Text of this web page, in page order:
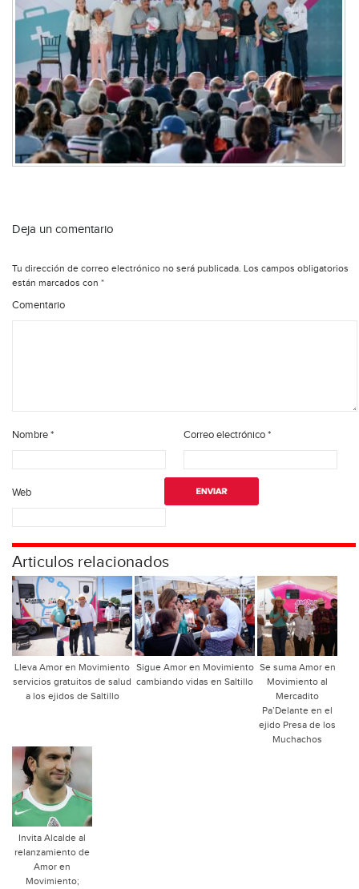
Deja un comentario
Tu dirección de correo electrónico no será publicada. Los campos obligatorios
están marcados con *
Comentario
Nombre* Correo electrónico*
Web
Articulos relacionados
Lleva Amor en Movimiento
servicios gratuitos de salud
a los ejidos de Saltillo
Sigue Amor en Movimiento
cambiando vidas en Saltillo
Se suma Amor en
Movimiento al
Mercadito
Pa’Delante en el
ejido Presa de los
Muchachos
Invita Alcalde al
relanzamiento de
Amor en
Movimiento;